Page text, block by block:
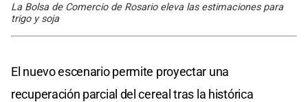
La Bolsa de Comercio de Rosario eleva las estimaciones para
trigo y soja
El nuevo escenario permite proyectar una
recuperación parcial del cereal tras la histórica